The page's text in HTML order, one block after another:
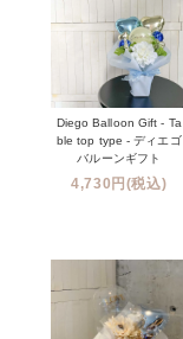
Diego Balloon Gift - Ta
ble top type - ディエゴ
バルーンギフト
4,730円(税込)